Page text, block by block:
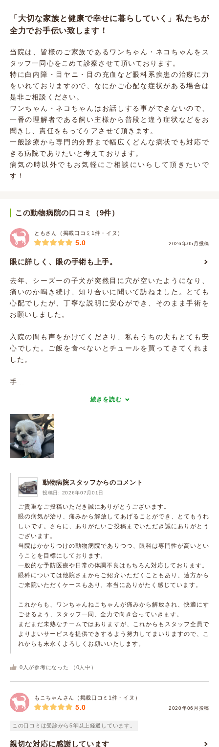
「大切な家族と健康で幸せに暮らしていく」私たちが
全力でお手伝い致します！
当院は、皆様のご家族であるワンちゃん・ネコちゃんをス
タッフ一同心をこめて診察させて頂いております。
特に白内障・目ヤニ・目の充血など眼科系疾患の治療に力
をいれておりますので、なにかご心配な症状がある場合は
是非ご相談ください。
ワンちゃん・ネコちゃんはお話しする事ができないので、
一番の理解者である飼い主様から普段と違う症状などをお
聞きし、責任をもってケアさせて頂きます。
一般診療から専門的分野まで幅広くどんな病状でも対応で
きる病院でありたいと考えております。
病気の時以外でもお気軽にご相談にいらして頂きたいで
す！
この動物病院の口コミ（9件）
ともさん（掲載口コミ1件・イヌ）
2026年05月投稿
5.0
眼に詳しく、眼の手術も上手。
去年、シーズーの子犬が突然目に穴が空いたようになり、
痛いのか鳴き続け、知り合いに聞いて訪ねました。とても
心配でしたが、丁寧な説明に安心ができ、そのまま手術を
お願いしました。
入院の間も声をかけてくださり、私もうちの犬もとても安
心でした。ご飯を食べないとチュールを買ってきてくれま
した。
手...
続きを読む
動物病院スタッフからのコメント
投稿日: 2026年07月01日
ご貴重なご投稿いただき誠にありがとうございます。
眼の病気が治り、痛みから解放してあげることができ、とてもうれ
しいです。さらに、ありがたいご投稿までいただき誠にありがとう
ございます。
当院はかかりつけの動物病院でありつつ、眼科は専門性が高いとい
うことを目標にしております。
一般的な予防医療や日常の体調不良はもちろん対応しております。
眼科については他院さまからご紹介いただくこともあり、遠方から
ご来院いただくケースもあり、本当にありがたく感じています。
これからも、ワンちゃんねこちゃんが痛みから解放され、快適にす
ごせるよう、スタッフ一同、全力で向き合っていきます。
まだまだ未熟なチームではありますが、これからもスタッフ全員で
よりよいサービスを提供できするよう努力してまいりますので、こ
れからも末永くよろしくお願いいたします。
0 人が参考になった （ 0 人中）
もこちゃんさん（掲載口コミ1件・イヌ）
2020年06月投稿
5.0
この口コミは受診から5年以上経過しています。
親切な対応に感謝しています